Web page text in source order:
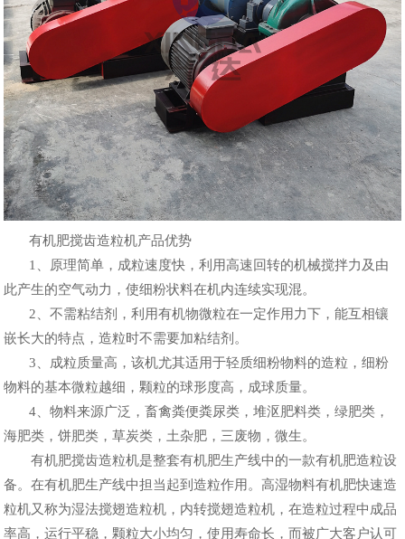
有机肥搅齿造粒机产品优势
1、原理简单，成粒速度快，利用高速回转的机械搅拌力及由
此产生的空气动力，使细粉状料在机内连续实现混。
2、不需粘结剂，利用有机物微粒在一定作用力下，能互相镶
嵌长大的特点，造粒时不需要加粘结剂。
3、成粒质量高，该机尤其适用于轻质细粉物料的造粒，细粉
物料的基本微粒越细，颗粒的球形度高，成球质量。
4、物料来源广泛，畜禽粪便粪尿类，堆沤肥料类，绿肥类，
海肥类，饼肥类，草炭类，土杂肥，三废物，微生。
有机肥搅齿造粒机是整套有机肥生产线中的一款有机肥造粒设
备。在有机肥生产线中担当起到造粒作用。高湿物料有机肥快速造
粒机又称为湿法搅翅造粒机，内转搅翅造粒机，在造粒过程中成品
率高，运行平稳，颗粒大小均匀，使用寿命长，而被广大客户认可